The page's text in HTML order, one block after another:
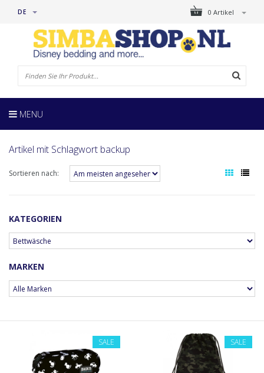
0 Artikel
DE
MENU
Artikel mit Schlagwort backup
Sortieren nach:
KATEGORIEN
MARKEN
SALE SALE